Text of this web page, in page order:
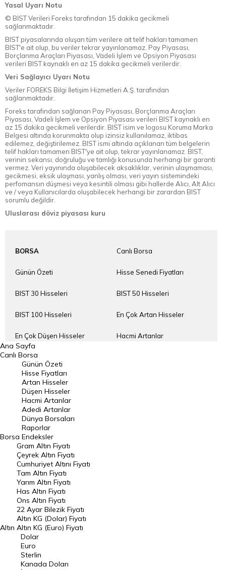
Yasal Uyarı Notu
© BİST Verileri Foreks tarafından 15 dakika gecikmeli
sağlanmaktadır.
BIST piyasalarında oluşan tüm verilere ait telif hakları tamamen
BIST'e ait olup, bu veriler tekrar yayınlanamaz. Pay Piyasası,
Borçlanma Araçları Piyasası, Vadeli İşlem ve Opsiyon Piyasası
verileri BIST kaynaklı en az 15 dakika gecikmeli verilerdir.
Veri Sağlayıcı Uyarı Notu
Veriler FOREKS Bilgi İletişim Hizmetleri A.Ş. tarafından
sağlanmaktadır.
Foreks tarafından sağlanan Pay Piyasası, Borçlanma Araçları
Piyasası, Vadeli İşlem ve Opsiyon Piyasası verileri BIST kaynaklı en
az 15 dakika gecikmeli verilerdir. BIST isim ve logosu Koruma Marka
Belgesi altında korunmakta olup izinsiz kullanılamaz, iktibas
edilemez, değiştirilemez. BIST ismi altında açıklanan tüm belgelerin
telif hakları tamamen BIST'ye ait olup, tekrar yayınlanamaz. BIST,
verinin sekansı, doğruluğu ve tamlığı konusunda herhangi bir garanti
vermez. Veri yayınında oluşabilecek aksaklıklar, verinin ulaşmaması,
gecikmesi, eksik ulaşması, yanlış olması, veri yayın sistemindeki
perfomansın düşmesi veya kesintili olması gibi hallerde Alıcı, Alt Alıcı
ve / veya Kullanıcılarda oluşabilecek herhangi bir zarardan BIST
sorumlu değildir.
Uluslarası döviz piyasası kuru
BORSA Canlı Borsa
Günün Özeti Hisse Senedi Fiyatları
BIST 30 Hisseleri BIST 50 Hisseleri
BIST 100 Hisseleri En Çok Artan Hisseler
En Çok Düşen Hisseler Hacmi Artanlar
Geçmiş Kapanışlar
Raporlar
DÖVİZ
Dolar Kuru
Pound Kuru
Riyal Kuru
Danimarka Kronu Kuru
Norveç Kronu Kuru
Japon Yeni Kuru
Merkez Bankası Döviz Kurları
Ana Sayfa
Canlı Borsa
Borsa
Günün Özeti
Hisse Fiyatları
Artan Hisseler
Düşen Hisseler
Hacmi Artanlar
Adedi Artanlar
Dünya Borsaları
Raporlar
Endeksler
Altın
Gram Altın Fiyatı
Çeyrek Altın Fiyatı
Cumhuriyet Altını Fiyatı
Tam Altın Fiyatı
Yarım Altın Fiyatı
Has Altın Fiyatı
Ons Altın Fiyatı
22 Ayar Bilezik Fiyatı
Altın KG (Dolar) Fiyatı
Altın KG (Euro) Fiyatı
Dolar
Euro
Sterlin
Kanada Doları